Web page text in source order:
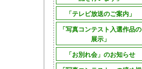
「テレビ放送のご案内」
「写真コンテスト入選作品の
展示」
「お別れ会」のお知らせ